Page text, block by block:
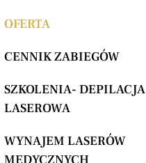
OFERTA
CENNIK ZABIEGÓW
SZKOLENIA- DEPILACJA
LASEROWA
WYNAJEM LASERÓW
MEDYCZNYCH